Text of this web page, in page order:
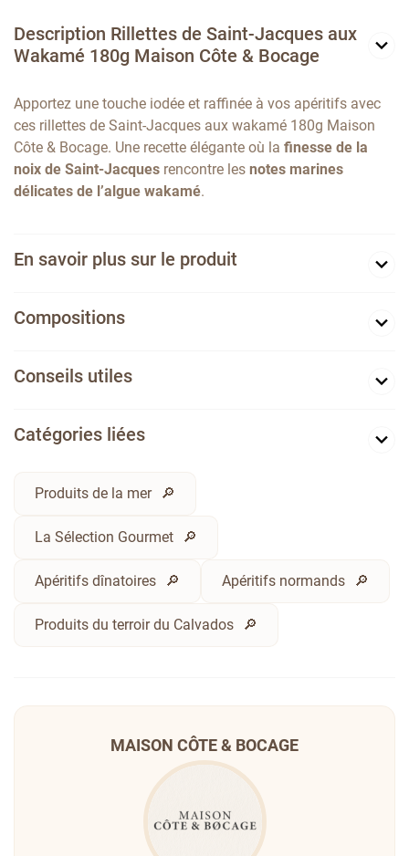
Description Rillettes de Saint-Jacques aux
Wakamé 180g Maison Côte & Bocage
Apportez une touche iodée et raffinée à vos apéritifs avec
ces rillettes de Saint-Jacques aux wakamé 180g Maison
Côte & Bocage. Une recette élégante où la finesse de la
noix de Saint-Jacques rencontre les notes marines
délicates de l’algue wakamé.
En savoir plus sur le produit
Compositions
Conseils utiles
Catégories liées
Produits de la mer
La Sélection Gourmet
Apéritifs dînatoires Apéritifs normands
Produits du terroir du Calvados
MAISON CÔTE & BOCAGE